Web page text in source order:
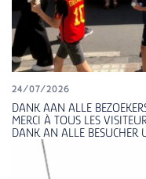
24/07/2026
DANK AAN ALLE
MERCI À TOUS LES
DANK AN ALLE BESUCHER